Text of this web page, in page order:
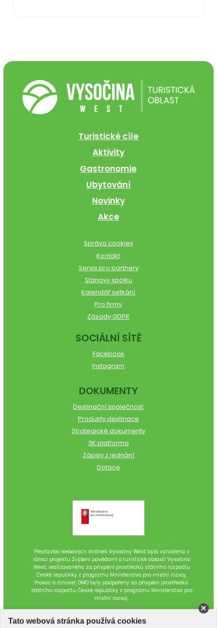
Turistické cíle
Aktivity
Gastronomie
Ubytování
Novinky
Akce
Správa cookies
Kontakt
Servis pro partnery
Stanovy spolku
Kalendář setkání
Pro firmy
Zásady GDPR
SOCIÁLNÍ SÍTĚ
Facebook
Instagram
DOKUMENTY
Destinační společnost
Produkty destinace
Strategické dokumenty
3K platforma
Zápisy z jednání
Dotace
Přestavba webových stránek Vysočiny West byla vytvořena v
rámci projektu Zvýšení povědomí o turistické oblasti Vysočina
West, realizovaného za přispění prostředků státního rozpočtu
České republiky z programu Ministerstva pro místní rozvoj.
Provoz a činnost DMO byly podpořeny za přispění prostředků
státního rozpočtu České republiky z programu Ministerstva pro
místní rozvoj.
Tato webová stránka používá cookies